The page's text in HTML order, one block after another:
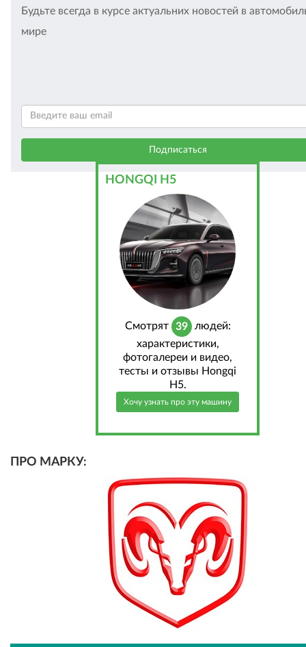
Будьте всегда в курсе актуальних новостей в
мире
HONGQI H5
Cмотрят 39 людей:
характеристики,
фотогалереи и видео,
тесты и отзывы Hongqi
H5.
Хочу узнать про эту машину
ПРО МАРКУ: